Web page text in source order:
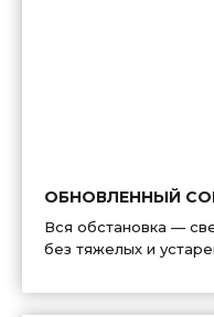
ОБНОВЛЕННЫЙ
Вся обстановка —
без тяжелых и